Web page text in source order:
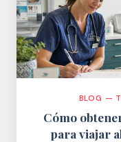
BLOG —
Cómo
para viajar